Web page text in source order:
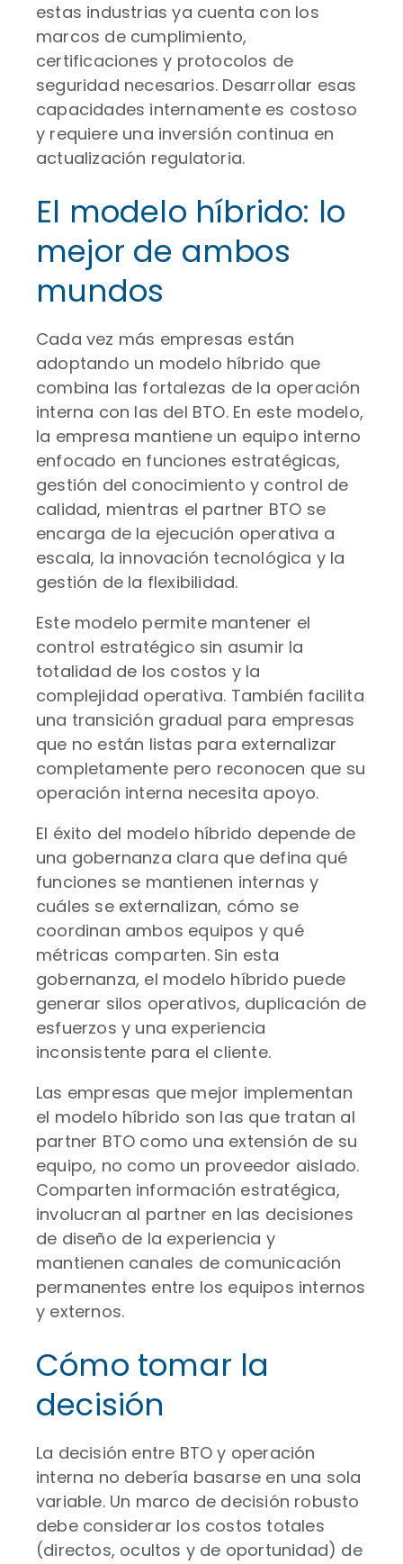
estas industrias ya cuenta con los
marcos de cumplimiento,
certificaciones y protocolos de
seguridad necesarios. Desarrollar esas
capacidades internamente es costoso
y requiere una inversión continua en
actualización regulatoria.
El modelo híbrido: lo
mejor de ambos
mundos
Cada vez más empresas están
adoptando un modelo híbrido que
combina las fortalezas de la operación
interna con las del BTO. En este modelo,
la empresa mantiene un equipo interno
enfocado en funciones estratégicas,
gestión del conocimiento y control de
calidad, mientras el partner BTO se
encarga de la ejecución operativa a
escala, la innovación tecnológica y la
gestión de la flexibilidad.
Este modelo permite mantener el
control estratégico sin asumir la
totalidad de los costos y la
complejidad operativa. También facilita
una transición gradual para empresas
que no están listas para externalizar
completamente pero reconocen que su
operación interna necesita apoyo.
El éxito del modelo híbrido depende de
una gobernanza clara que defina qué
funciones se mantienen internas y
cuáles se externalizan, cómo se
coordinan ambos equipos y qué
métricas comparten. Sin esta
gobernanza, el modelo híbrido puede
generar silos operativos, duplicación de
esfuerzos y una experiencia
inconsistente para el cliente.
Las empresas que mejor implementan
el modelo híbrido son las que tratan al
partner BTO como una extensión de su
equipo, no como un proveedor aislado.
Comparten información estratégica,
involucran al partner en las decisiones
de diseño de la experiencia y
mantienen canales de comunicación
permanentes entre los equipos internos
y externos.
Cómo tomar la
decisión
La decisión entre BTO y operación
interna no debería basarse en una sola
variable. Un marco de decisión robusto
debe considerar los costos totales
(directos, ocultos y de oportunidad) de